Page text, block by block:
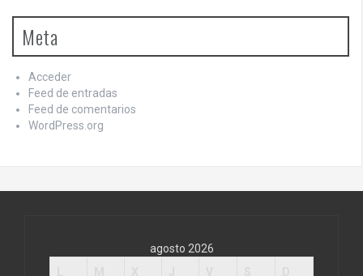
Meta
Acceder
Feed de entradas
Feed de comentarios
WordPress.org
agosto 2026